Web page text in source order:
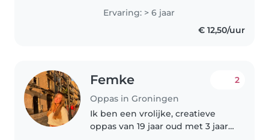
childminder to a Dutch family in
Groningen for 5 years already! I
have quite a large family..
Ervaring: > 6 jaar
€ 12,50/uur
Femke
Oppas in Groningen
2
Ik ben een vrolijke, creatieve
oppas van 19 jaar oud met 3 jaar